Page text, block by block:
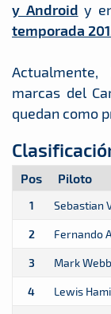
y Android y
temporada
marcas del
quedan como
Pos Piloto
1 Sebastian
2 Fernando
3 Mark
4 Lewis